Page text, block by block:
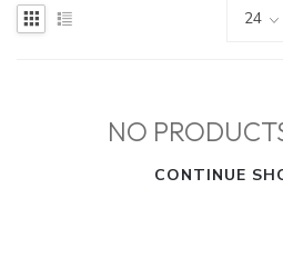
NO
CONTINUE